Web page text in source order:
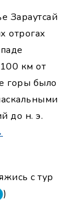
Зараутсай
отрогах
км от
горы было
до н. э.
с тур
)